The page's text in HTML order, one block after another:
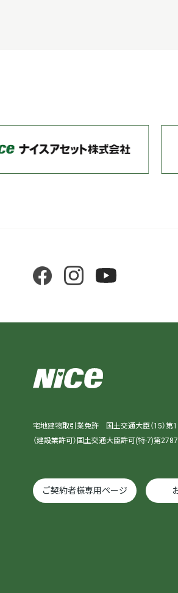
宅地建物取引業免許 国土交通大臣（15）第
（建設業許可）国土交通大臣許可(特-7)第
ご契約者様専用ページ